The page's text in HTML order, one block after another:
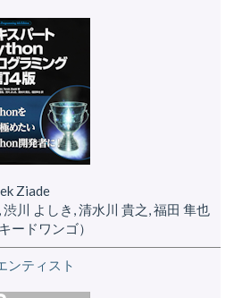
Ziade
川 よしき, 清水川 貴之, 福田 隼也
ードワンゴ）
ンティスト